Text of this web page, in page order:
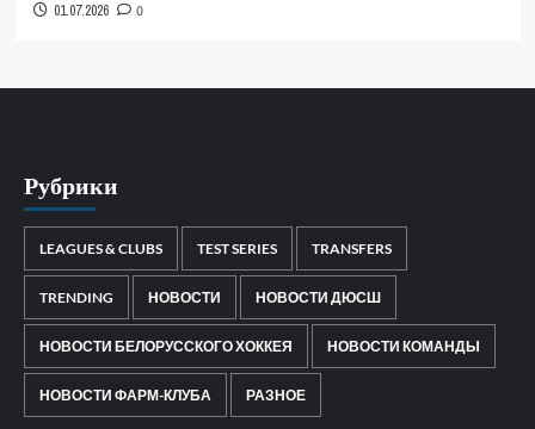
01.07.2026 0
Рубрики
LEAGUES & CLUBS TEST SERIES TRANSFERS
TRENDING НОВОСТИ НОВОСТИ ДЮСШ
НОВОСТИ БЕЛОРУССКОГО ХОККЕЯ НОВОСТИ КОМАНДЫ
НОВОСТИ ФАРМ-КЛУБА РАЗНОЕ